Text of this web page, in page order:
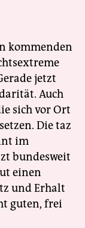
kommenden
jetzt
Auch
sich vor Ort
Die taz
im
bundesweit
einen
und Erhalt
guten, frei